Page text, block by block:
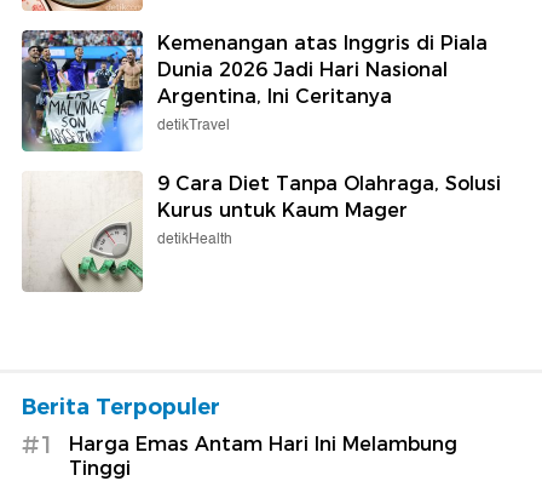
Kemenangan atas Inggris di Piala
Dunia 2026 Jadi Hari Nasional
Argentina, Ini Ceritanya
detikTravel
9 Cara Diet Tanpa Olahraga, Solusi
Kurus untuk Kaum Mager
detikHealth
Berita Terpopuler
#1
Harga Emas Antam Hari Ini Melambung
Tinggi